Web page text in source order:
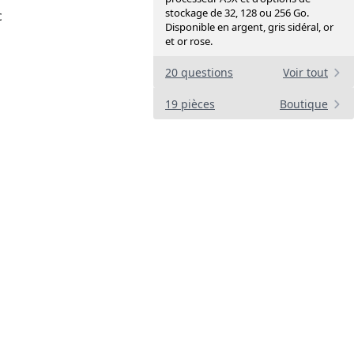
stockage de 32, 128 ou 256 Go.
Disponible en argent, gris sidéral, or
et or rose.
20 questions Voir tout
19 pièces Boutique